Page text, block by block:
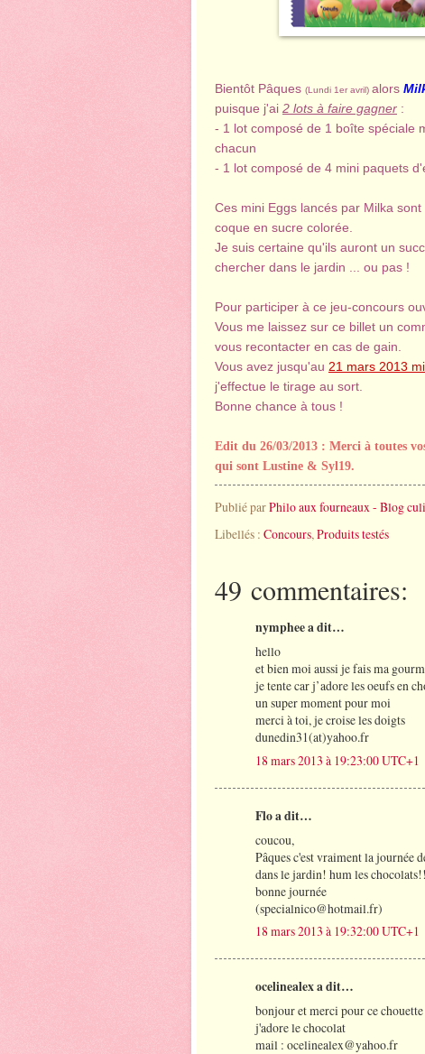
Bientôt Pâques (Lundi 1er avril) alors
puisque j'ai 2 lots à faire gagner :
- 1 lot composé de 1 boîte spéciale
chacun
- 1 lot composé de 4 mini paquets
Ces mini Eggs lancés par Milka
coque en sucre colorée.
Je suis certaine qu'ils auront un
chercher dans le jardin ... ou pas !
Pour participer à ce jeu-concours
Vous me laissez sur ce billet un
vous recontacter en cas de gain.
Vous avez jusqu'au 21 mars 2013
j'effectue le tirage au sort.
Bonne chance à tous !
Edit du 26/03/2013 : Merci à toutes
qui sont Lustine & Syl19.
Publié parPhilo aux fourneaux - Blog
Libellés : Concours, Produits testés
49 commentaires:
nymphee a dit…
hello
et bien moi aussi je fais ma
je tente car j’adore les oeufs en
un super moment pour moi
merci à toi, je croise les doigts
dunedin31(at)yahoo.fr
18 mars 2013 à 19:23:00 UTC+1
Flo a dit…
coucou,
Pâques c'est vraiment la journée
dans le jardin! hum les chocolats!!
bonne journée
(specialnico@hotmail.fr)
18 mars 2013 à 19:32:00 UTC+1
ocelinealex a dit…
bonjour et merci pour ce
j'adore le chocolat
mail : ocelinealex@yahoo.fr